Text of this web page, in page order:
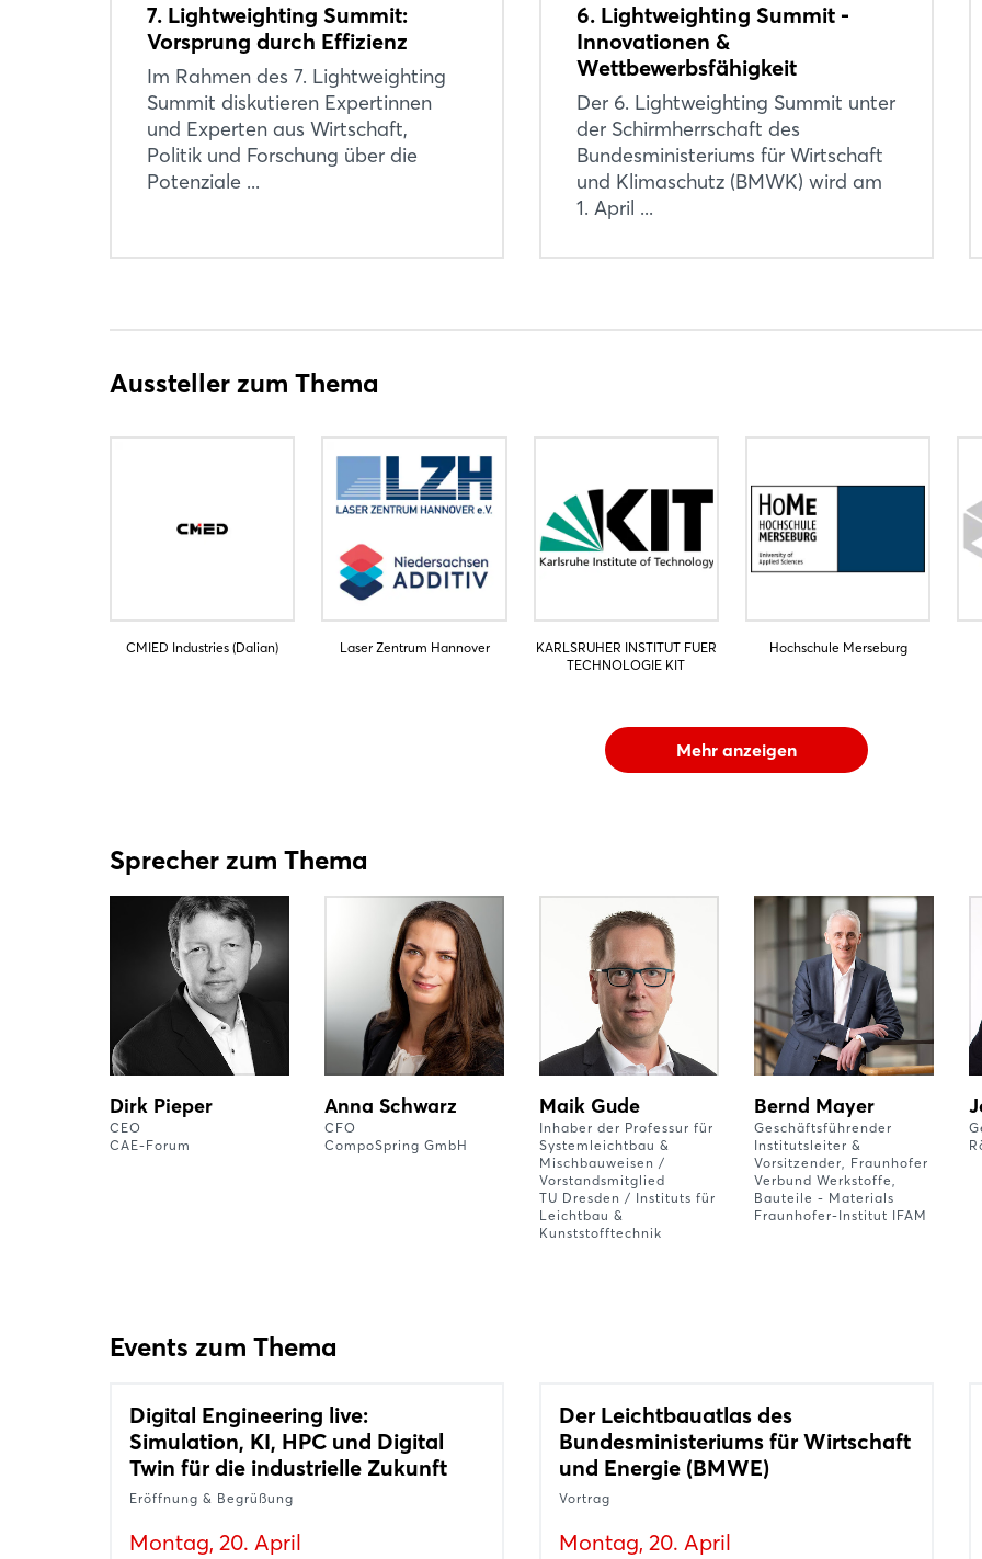
7. Lightweighting Summit:
Vorsprung durch Effizienz
Im Rahmen des 7. Lightweighting
Summit diskutieren Expertinnen
und Experten aus Wirtschaft,
Politik und Forschung über die
Potenziale ...
6. Lightweighting Summit -
Innovationen &
Wettbewerbsfähigkeit
Der 6. Lightweighting Summit unter
der Schirmherrschaft des
Bundesministeriums für Wirtschaft
und Klimaschutz (BMWK) wird am
1. April ...
Aussteller zum Thema
CMIED Industries (Dalian) Laser Zentrum Hannover
KARLSRUHER INSTITUT FUER
TECHNOLOGIE KIT
Hochschule Merseburg
Mehr anzeigen
Sprecher zum Thema
Dirk Pieper
CEO
CAE-Forum
Anna Schwarz
CFO
CompoSpring GmbH
Maik Gude
Inhaber der Professur für
Systemleichtbau &
Mischbauweisen /
Vorstandsmitglied
TU Dresden / Instituts für
Leichtbau &
Kunststofftechnik
Bernd Mayer
Geschäftsführender
Institutsleiter &
Vorsitzender, Fraunhofer
Verbund Werkstoffe,
Bauteile - Materials
Fraunhofer-Institut IFAM
Events zum Thema
Digital Engineering live:
Simulation, KI, HPC und Digital
Twin für die industrielle Zukunft
Eröffnung & Begrüßung
Montag, 20. April
Der Leichtbauatlas des
Bundesministeriums für Wirtschaft
und Energie (BMWE)
Vortrag
Montag, 20. April
Passwort vergessen?
Noch nicht angemeldet?
Jetzt registrieren